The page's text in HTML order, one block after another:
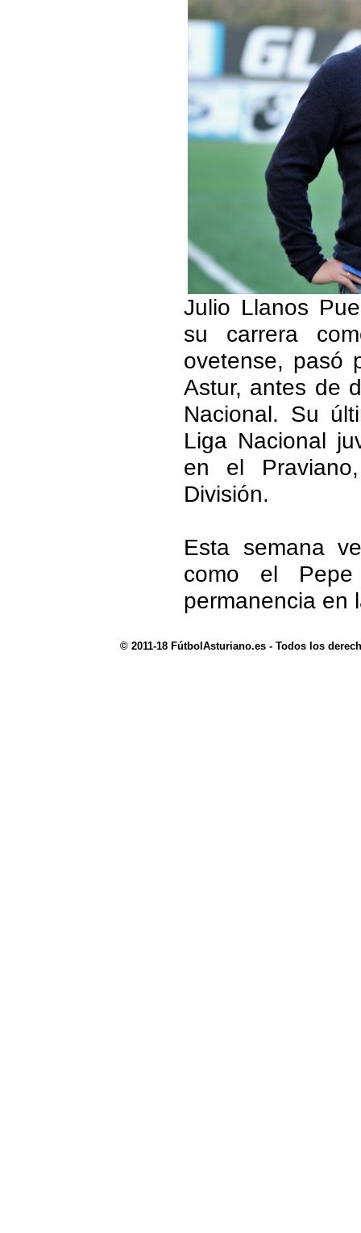
Julio Llanos
su carrera
ovetense, pasó
Astur, antes de
Nacional. Su
Liga Nacional
en el
División.
Esta semana
como el
permanencia en
© 2011-18 FútbolAsturiano.es - Todos los